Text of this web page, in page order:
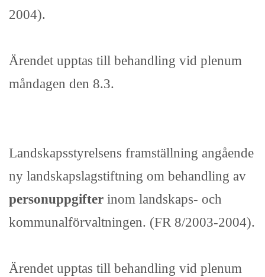
2004).
Ärendet upptas till behandling vid plenum
måndagen den 8.3.
Landskapsstyrelsens framställning angående
ny landskapslagstiftning om behandling av
personuppgifter inom landskaps- och
kommunalförvaltningen. (FR 8/2003-2004).
Ärendet upptas till behandling vid plenum